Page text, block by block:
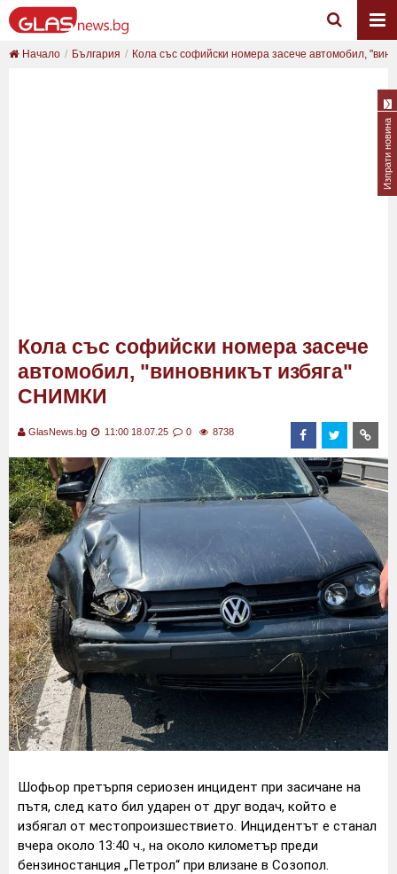
Начало България Кола със софийски номера засече автомобил,
Кола със софийски номера засече
автомобил, "виновникът избяга"
СНИМКИ
GlasNews.bg 11:00 18.07.25 0 8738
Шофьор претърпя сериозен инцидент при засичане на
пътя, след като бил ударен от друг водач, който е
избягал от местопроизшествието. Инцидентът е станал
вчера около 13:40 ч., на около километър преди
бензиностанция „Петрол“ при влизане в Созопол.
Изпрати новина